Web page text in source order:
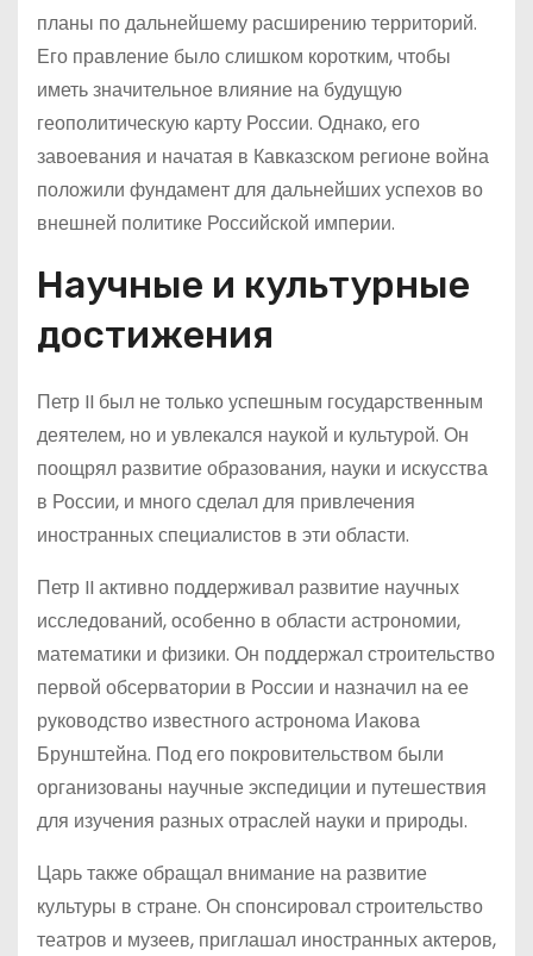
планы по дальнейшему расширению территорий.
Его правление было слишком коротким, чтобы
иметь значительное влияние на будущую
геополитическую карту России. Однако, его
завоевания и начатая в Кавказском регионе война
положили фундамент для дальнейших успехов во
внешней политике Российской империи.
Научные и культурные
достижения
Петр II был не только успешным государственным
деятелем, но и увлекался наукой и культурой. Он
поощрял развитие образования, науки и искусства
в России, и много сделал для привлечения
иностранных специалистов в эти области.
Петр II активно поддерживал развитие научных
исследований, особенно в области астрономии,
математики и физики. Он поддержал строительство
первой обсерватории в России и назначил на ее
руководство известного астронома Иакова
Брунштейна. Под его покровительством были
организованы научные экспедиции и путешествия
для изучения разных отраслей науки и природы.
Царь также обращал внимание на развитие
культуры в стране. Он спонсировал строительство
театров и музеев, приглашал иностранных актеров,